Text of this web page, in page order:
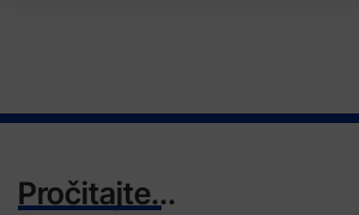
Pročitajte...